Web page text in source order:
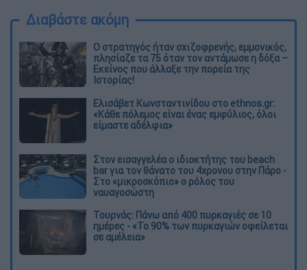
Διαβάστε ακόμη
O στρατηγός ήταν σχιζοφρενής, εμμονικός,
πλησίαζε τα 75 όταν τον αντάμωσε η δόξα –
Εκείνος που άλλαξε την πορεία της
Ιστορίας!
Ελισάβετ Κωνσταντινίδου στο ethnos.gr:
«Κάθε πόλεμος είναι ένας εμφύλιος, όλοι
είμαστε αδέλφια»
Στον εισαγγελέα ο ιδιοκτήτης του beach
bar για τον θάνατο του 4χρονου στην Πάρο -
Στο «μικροσκόπιο» ο ρόλος του
ναυαγοσώστη
Τουρνάς: Πάνω από 400 πυρκαγιές σε 10
ημέρες - «Το 90% των πυρκαγιών οφείλεται
σε αμέλεια»